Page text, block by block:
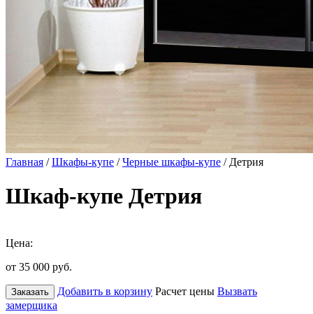
Главная /Шкафы-купе /Черные шкафы-купе / Детрия
Шкаф-купе Детрия
Цена:
от 35 000 руб.
Заказать Добавить в корзину Расчет цены Вызвать
замерщика